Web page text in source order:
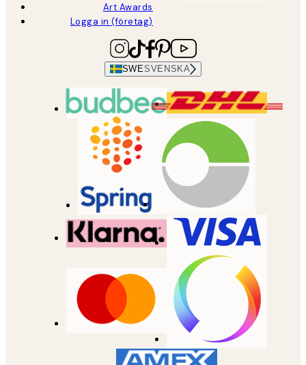
Art Awards
Logga in (företag)
SWESVENSKA